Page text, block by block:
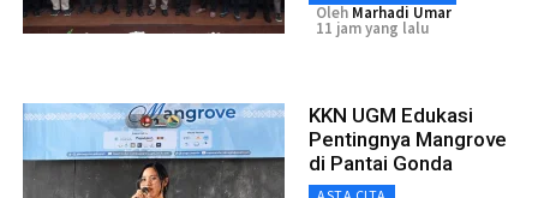
Oleh Marhadi Umar
11 jam yang lalu
KKN UGM Edukasi
Pentingnya Mangrove
di Pantai Gonda